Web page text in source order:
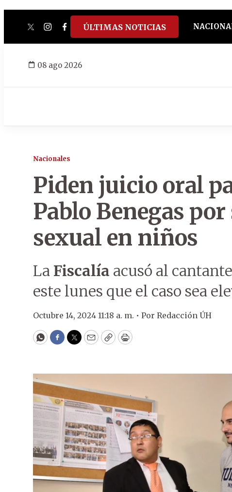
twitterinstagram
facebook
tiktokyoutube
spotify
ÚLTIMAS NOTICIAS
08 ago 2026
Nacionales
Piden juicio oral
Pablo Benegas
sexual en niños
La Fiscalía acusó al cantante
este lunes que el caso sea
Octubre 14, 2024 11:18 a. m. • Por Redacción ÚH
WhatsApp
Facebook
Twitter
EmailCopyPrint